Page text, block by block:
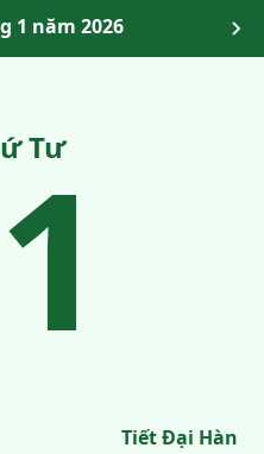
1 năm 2026
Tư
Tiết Đại Hàn